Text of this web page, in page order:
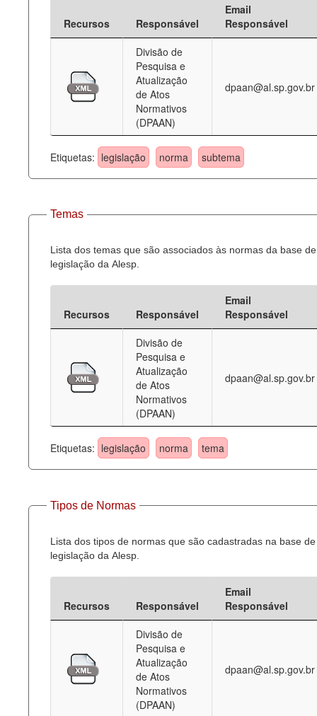
Recursos Responsável
Email
Responsável
Divisão de
Pesquisa e
Atualização
de Atos
Normativos
(DPAAN)
dpaan@al.sp.gov.br
Etiquetas: legislação norma subtema
Temas
Lista dos temas que são associados às normas da base de
legislação da Alesp.
Recursos Responsável
Email
Responsável
Divisão de
Pesquisa e
Atualização
de Atos
Normativos
(DPAAN)
dpaan@al.sp.gov.br
Etiquetas: legislação norma tema
Tipos de Normas
Lista dos tipos de normas que são cadastradas na base de
legislação da Alesp.
Recursos Responsável
Email
Responsável
Divisão de
Pesquisa e
Atualização
de Atos
Normativos
(DPAAN)
dpaan@al.sp.gov.br